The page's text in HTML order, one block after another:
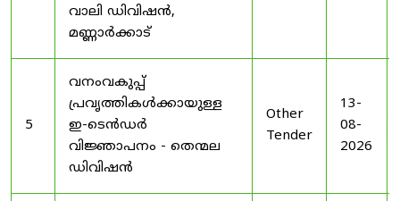
വാലി ഡിവിഷൻ,
മണ്ണാർക്കാട്
5
വനംവകുപ്പ്
പ്രവൃത്തികൾക്കായുള്ള
ഇ-ടെൻഡർ
വിജ്ഞാപനം - തെന്മല
ഡിവിഷൻ
Other
Tender
13-
08-
2026